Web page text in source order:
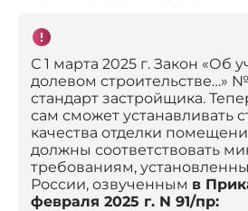
С 1 марта 2025 г. Закон «Об
долевом строительстве…»
стандарт застройщика.
сам сможет устанавливать
качества отделки
должны соответствовать
требованиям,
России, озвученным в
февраля 2025 г. N 91/пр: